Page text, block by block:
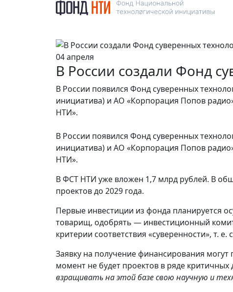
04 апреля
В России создали Фонд
В России появился Фонд суверенных
инициатива) и АО «Корпорация Попов
НТИ».
В России появился Фонд суверенных
инициатива) и АО «Корпорация Попов
НТИ».
В ФСТ НТИ уже вложен 1,7 млрд рублей. В
проектов до 2029 года.
Первые инвестиции из фонда планируется
товарищ, одобрять — инвестиционный
критерии соответствия «суверенности», т.
Заявку на получение финансирования
момент не будет проектов в ряде
взращивать на этой базе свою научную и